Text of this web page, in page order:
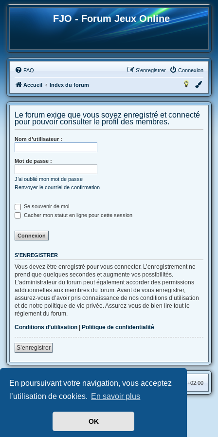
En poursuivant votre navigation, vous acceptez
l’utilisation de cookies. En savoir plus
OK
FJO - Forum Jeux Online
FAQ Connexion
S’enregistrer
Accueil Index du forum
Le forum exige que vous soyez enregistré et connecté
pour pouvoir consulter le profil des membres.
Nom d’utilisateur :
Mot de passe :
J’ai oublié mon mot de passe
Renvoyer le courriel de confirmation
Se souvenir de moi
Cacher mon statut en ligne pour cette session
S’ENREGISTRER
Vous devez être enregistré pour vous connecter. L’enregistrement ne
prend que quelques secondes et augmente vos possibilités.
L’administrateur du forum peut également accorder des permissions
additionnelles aux membres du forum. Avant de vous enregistrer,
assurez-vous d’avoir pris connaissance de nos conditions d’utilisation
et de notre politique de vie privée. Assurez-vous de bien lire tout le
règlement du forum.
Conditions d’utilisation | Politique de confidentialité
S’enregistrer
Accueil Index du forum Heures au format UTC+02:00